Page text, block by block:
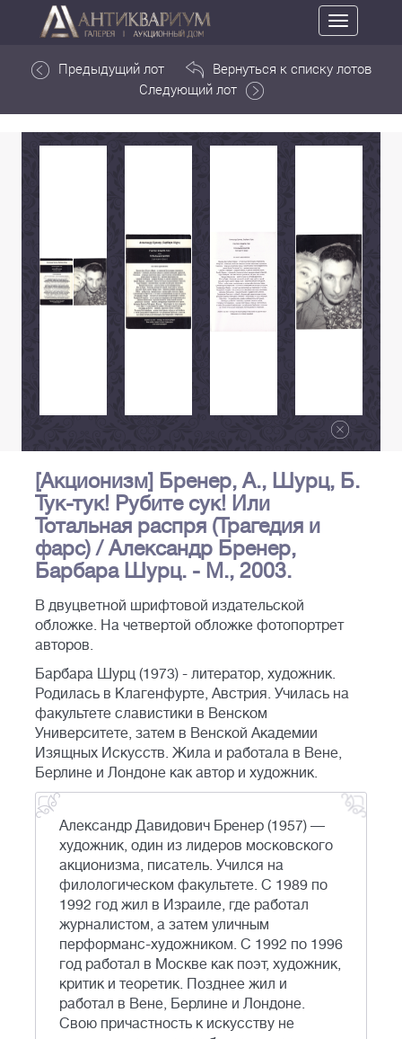
Toggle
navigation
Предыдущий лот
Вернуться к списку лотов
Следующий лот
[Акционизм] Бренер, А., Шурц, Б.
Тук-тук! Рубите сук! Или
Тотальная распря (Трагедия и
фарс) / Александр Бренер,
Барбара Шурц. - М., 2003.
В двуцветной шрифтовой издательской
обложке. На четвертой обложке фотопортрет
авторов.
Барбара Шурц (1973) - литератор, художник.
Родилась в Клагенфурте, Австрия. Училась на
факультете славистики в Венском
Университете, затем в Венской Академии
Изящных Искусств. Жила и работала в Вене,
Берлине и Лондоне как автор и художник.
Александр Давидович Бренер (1957) —
художник, один из лидеров московского
акционизма, писатель. Учился на
филологическом факультете. С 1989 по
1992 год жил в Израиле, где работал
журналистом, а затем уличным
перформанс-художником. С 1992 по 1996
год работал в Москве как поэт, художник,
критик и теоретик. Позднее жил и
работал в Вене, Берлине и Лондоне.
Свою причастность к искусству не